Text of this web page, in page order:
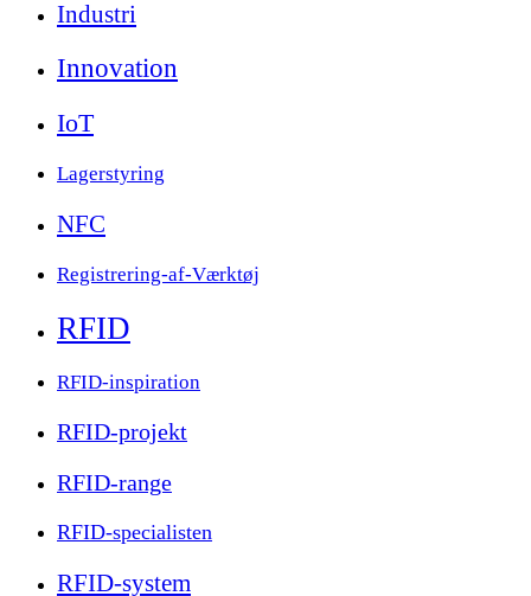
Industri
Innovation
IoT
Lagerstyring
NFC
Registrering-af-Værktøj
RFID
RFID-inspiration
RFID-projekt
RFID-range
RFID-specialisten
RFID-system